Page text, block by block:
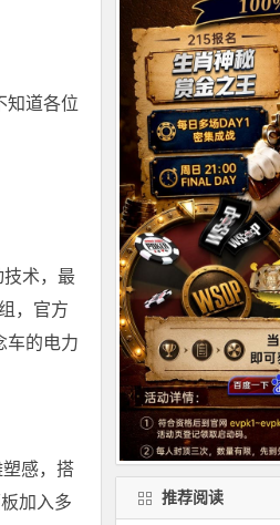
知道各位
术，最
，官方
车的电力
感，搭
加入多
推荐阅读